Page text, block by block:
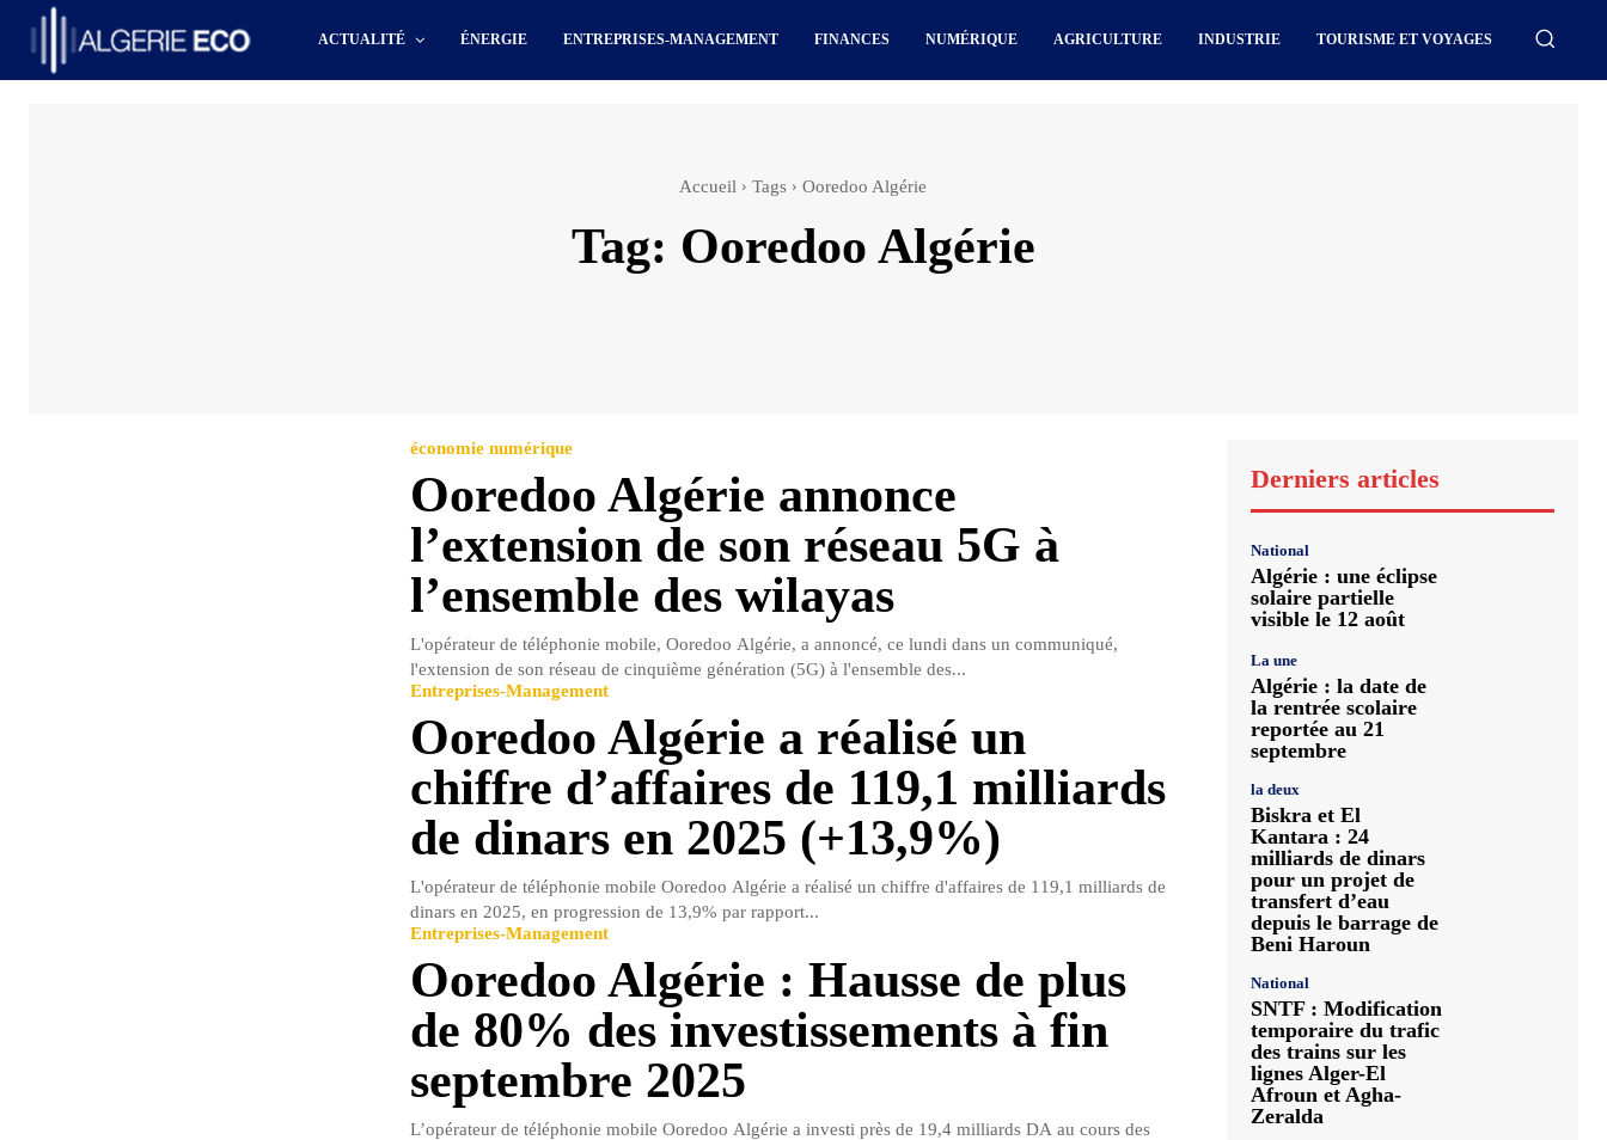
ACTUALITÉ ÉNERGIE ENTREPRISES-MANAGEMENT FINANCES NUMÉRIQUE AGRICULTURE INDUSTRIE TOURISME ET VOYAGES
Accueil Tags Ooredoo Algérie
Tag: Ooredoo Algérie
économie numérique
Ooredoo Algérie annonce
l’extension de son réseau 5G à
l’ensemble des wilayas
L'opérateur de téléphonie mobile, Ooredoo Algérie, a annoncé, ce lundi dans un communiqué,
l'extension de son réseau de cinquième génération (5G) à l'ensemble des...
Entreprises-Management
Ooredoo Algérie a réalisé un
chiffre d’affaires de 119,1 milliards
de dinars en 2025 (+13,9%)
L'opérateur de téléphonie mobile Ooredoo Algérie a réalisé un chiffre d'affaires de 119,1 milliards de
dinars en 2025, en progression de 13,9% par rapport...
Entreprises-Management
Ooredoo Algérie : Hausse de plus
de 80% des investissements à fin
septembre 2025
L’opérateur de téléphonie mobile Ooredoo Algérie a investi près de 19,4 milliards DA au cours des
Derniers articles
National
Algérie : une éclipse
solaire partielle
visible le 12 août
La une
Algérie : la date de
la rentrée scolaire
reportée au 21
septembre
la deux
Biskra et El
Kantara : 24
milliards de dinars
pour un projet de
transfert d’eau
depuis le barrage de
Beni Haroun
National
SNTF : Modification
temporaire du trafic
des trains sur les
lignes Alger-El
Afroun et Agha-
Zeralda